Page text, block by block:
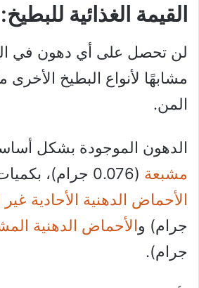
القيمة الغذائية
لن تحصل على أي دهون في
مشابهًا لأنواع البطيخ
المن.
الدهون الموجودة بشكل
مشبعة (0.076 جرام)، بكميات أقل من
الأحماض الدهنية الأحادية
جرام) والأحماض الدهنية
جرام).